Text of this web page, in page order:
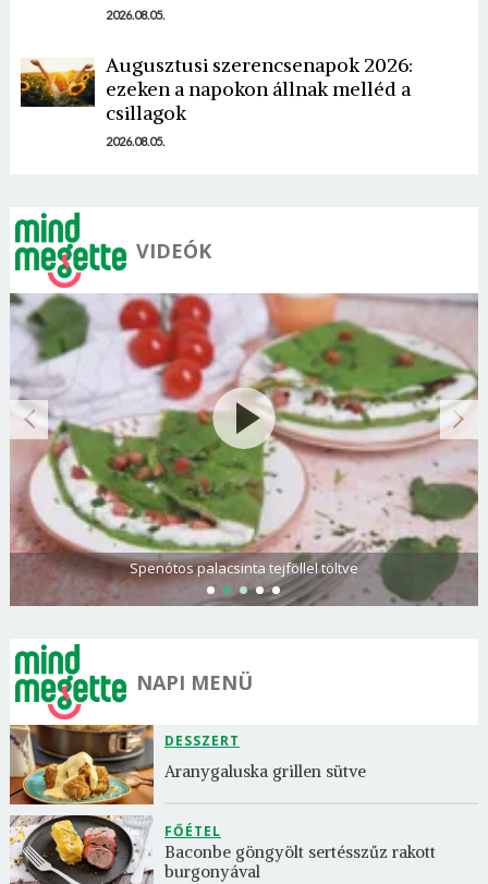
2026.08.05.
Augusztusi szerencsenapok 2026:
ezeken a napokon állnak melléd a
csillagok
2026.08.05.
VIDEÓK
Spenótos palacsinta tejföllel töltve
NAPI MENÜ
DESSZERT
Aranygaluska grillen sütve
FŐÉTEL
Baconbe göngyölt sertésszűz rakott
burgonyával